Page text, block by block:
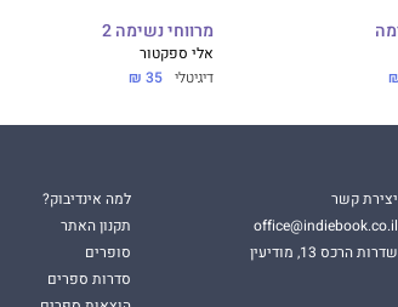
מרווחי נשימה 2
אלי ספקטור
דיגיטלי 35 ₪
יצירת קשר
office@indiebook.co.il
שדרות הרכס 13, מודיעין
למה אינדיבוק?
תקנון האתר
סופרים
סדרות ספרים